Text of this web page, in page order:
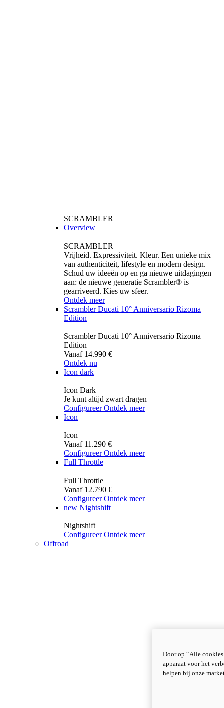
SCRAMBLER
Overview
SCRAMBLER
Vrijheid. Expressiviteit. Kleur. Een unieke mix
van authenticiteit, lifestyle en modern design.
Schud uw ideeën op en ga nieuwe uitdagingen
aan: de nieuwe generatie Scrambler® is
gearriveerd. Kies uw sfeer.
Ontdek meer
Scrambler Ducati 10° Anniversario Rizoma
Edition
Scrambler Ducati 10° Anniversario Rizoma
Edition
Vanaf 14.990 €
Ontdek nu
Icon dark
Icon Dark
Je kunt altijd zwart dragen
Configureer Ontdek meer
Icon
Icon
Vanaf 11.290 €
Configureer Ontdek meer
Full Throttle
Full Throttle
Vanaf 12.790 €
Configureer Ontdek meer
new Nightshift
Nightshift
Configureer Ontdek meer
Offroad
Door op “Alle
apparaat voor het
helpen bij onze